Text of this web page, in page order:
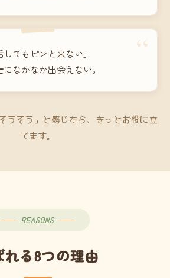
“
してもピンと来ない」
になかなか出会えない。
うそう」と感じたら、きっとお役に立
てます。
REASONS
れる8つの理由